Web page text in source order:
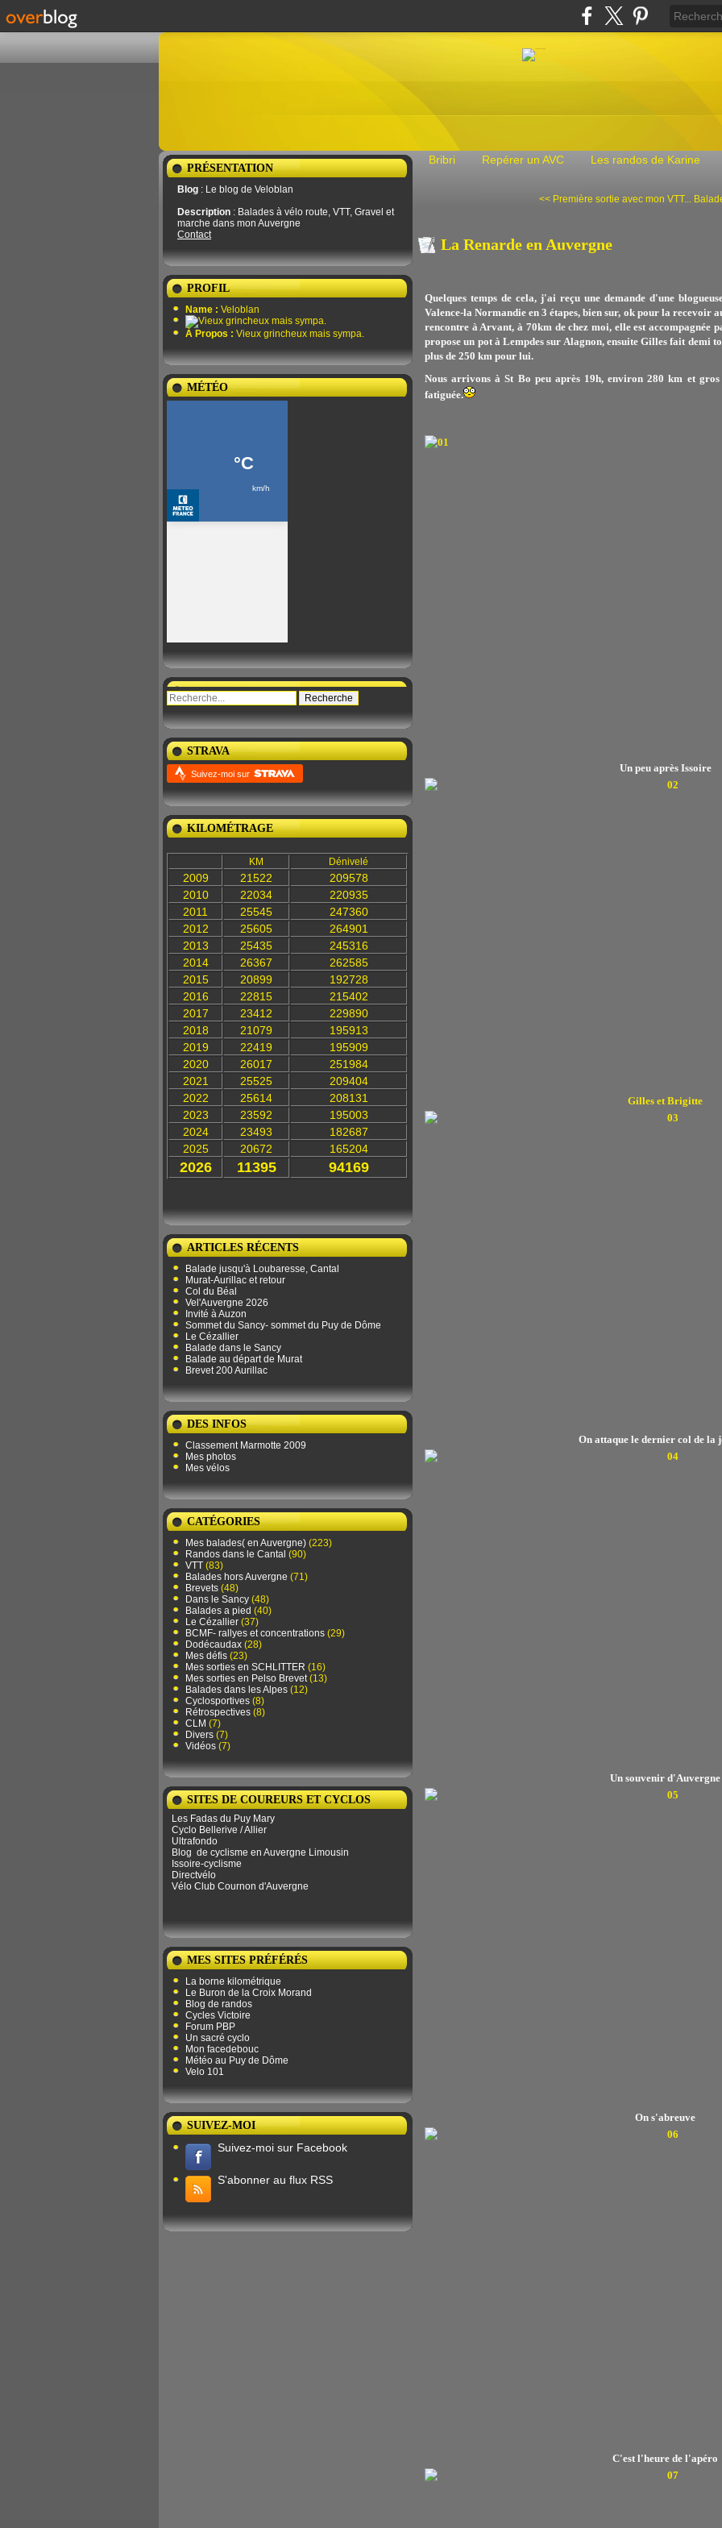
PRÉSENTATION
Blog : Le blog de Veloblan
Description : Balades à vélo route, VTT, Gravel et
marche dans mon Auvergne
Contact
PROFIL
Name : Veloblan
À Propos : Vieux grincheux mais sympa.
MÉTÉO
STRAVA
Suivez-moi sur
KILOMÉTRAGE
KM Dénivelé
2009 21522
209578
2010
22034
220935
2011
25545
247360
2012
25605
264901
2013
25435
245316
2014
26367
262585
2015
20899
192728
2016
22815
215402
2017
23412
229890
2018
21079
195913
2019
22419
195909
2020
26017
251984
2021
25525
209404
2022
25614
208131
2023
23592
195003
2024
23493
182687
2025
20672 165204
2026 11395 94169
ARTICLES RÉCENTS
Balade jusqu'à Loubaresse, Cantal
Murat-Aurillac et retour
Col du Béal
Vel'Auvergne 2026
Invité à Auzon
Sommet du Sancy- sommet du Puy de Dôme
Le Cézallier
Balade dans le Sancy
Balade au départ de Murat
Brevet 200 Aurillac
DES INFOS
Classement Marmotte 2009
Mes photos
Mes vélos
CATÉGORIES
Mes balades( en Auvergne) (223)
Randos dans le Cantal (90)
VTT (83)
Balades hors Auvergne (71)
Brevets (48)
Dans le Sancy (48)
Balades a pied (40)
Le Cézallier (37)
BCMF- rallyes et concentrations (29)
Dodécaudax (28)
Mes défis (23)
Mes sorties en SCHLITTER (16)
Mes sorties en Pelso Brevet(13)
Balades dans les Alpes (12)
Cyclosportives (8)
Rétrospectives (8)
CLM (7)
Divers (7)
Vidéos (7)
SITES DE COUREURS ET CYCLOS
Les Fadas du Puy Mary
Cyclo Bellerive / Allier
Ultrafondo
Blog de ​​cyclisme en Auvergne Limousin
Issoire-cyclisme
Directvélo
Vélo Club Cournon d'Auvergne
MES SITES PRÉFÉRÉS
La borne kilométrique
Le Buron de la Croix Morand
Blog de randos
Cycles Victoire
Forum PBP
Un sacré cyclo
Mon facedebouc
Météo au Puy de Dôme
Velo 101
SUIVEZ-MOI
Suivez-moi sur Facebook
S'abonner au flux RSS
Bribri Repérer un AVC Les randos de Karine
<< Première sortie avec mon VTT...
La Renarde en Auvergne
Quelques temps de cela, j'ai reçu une demande d'une
Valence-la Normandie en 3 étapes, bien sur, ok pour la recevoir
rencontre à Arvant, à 70km de chez moi, elle est accompagnée
propose un pot à Lempdes sur Alagnon, ensuite Gilles fait demi
plus de 250 km pour lui.
Nous arrivons à St Bo peu après 19h, environ 280 km et
fatiguée.
Un peu après Issoire
Gilles et Brigitte
On attaque le dernier col de la
Un souvenir d'Auvergne
On s'abreuve
C'est l'heure de l'apéro